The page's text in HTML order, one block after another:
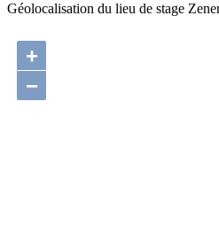
Géolocalisation du lieu de stage
+
−